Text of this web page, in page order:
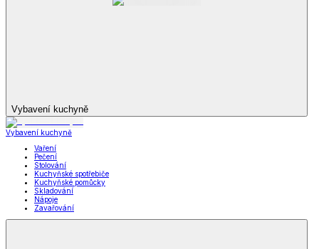
Vybavení kuchyně
Vybavení kuchyně
Vaření
Pečení
Stolování
Kuchyňské spotřebiče
Kuchyňské pomůcky
Skladování
Nápoje
Zavařování